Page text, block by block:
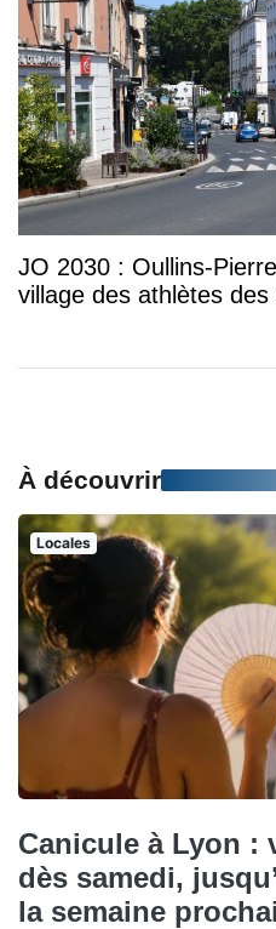
JO 2030 : Oullins-
village des athlètes
À découvrir
Locales
Canicule à Lyon :
dès samedi,
la semaine